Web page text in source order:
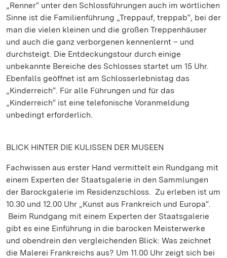
„Renner“ unter den Schlossführungen auch im wörtlichen
Sinne ist die Familienführung „Treppauf, treppab“, bei der
man die vielen kleinen und die großen Treppenhäuser
und auch die ganz verborgenen kennenlernt – und
durchsteigt. Die Entdeckungstour durch einige
unbekannte Bereiche des Schlosses startet um 15 Uhr.
Ebenfalls geöffnet ist am Schlosserlebnistag das
„Kinderreich“. Für alle Führungen und für das
„Kinderreich“ ist eine telefonische Voranmeldung
unbedingt erforderlich.
BLICK HINTER DIE KULISSEN DER MUSEEN
Fachwissen aus erster Hand vermittelt ein Rundgang mit
einem Experten der Staatsgalerie in den Sammlungen
der Barockgalerie im Residenzschloss. Zu erleben ist um
10.30 und 12.00 Uhr „Kunst aus Frankreich und Europa“.
Beim Rundgang mit einem Experten der Staatsgalerie
gibt es eine Einführung in die barocken Meisterwerke
und obendrein den vergleichenden Blick: Was zeichnet
die Malerei Frankreichs aus? Um 11.00 Uhr zeigt sich bei